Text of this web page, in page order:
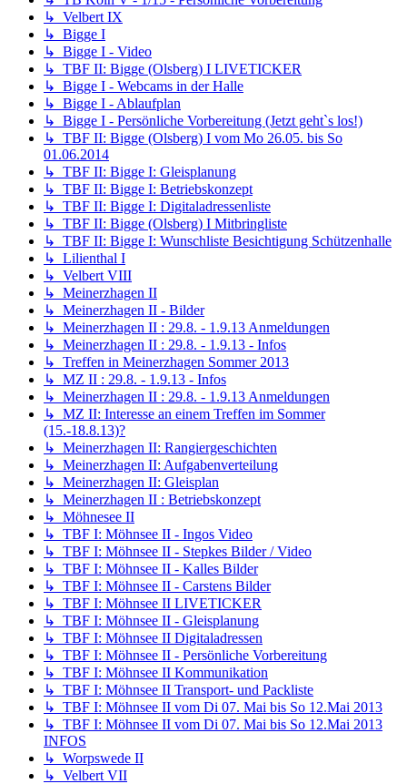
↳ Velbert IX
↳ Bigge I
↳ Bigge I - Video
↳ TBF II: Bigge (Olsberg) I LIVETICKER
↳ Bigge I - Webcams in der Halle
↳ Bigge I - Ablaufplan
↳ Bigge I - Persönliche Vorbereitung (Jetzt geht`s los!)
↳ TBF II: Bigge (Olsberg) I vom Mo 26.05. bis So
01.06.2014
↳ TBF II: Bigge I: Gleisplanung
↳ TBF II: Bigge I: Betriebskonzept
↳ TBF II: Bigge I: Digitaladressenliste
↳ TBF II: Bigge (Olsberg) I Mitbringliste
↳ TBF II: Bigge I: Wunschliste Besichtigung Schützenhalle
↳ Lilienthal I
↳ Velbert VIII
↳ Meinerzhagen II
↳ Meinerzhagen II - Bilder
↳ Meinerzhagen II : 29.8. - 1.9.13 Anmeldungen
↳ Meinerzhagen II : 29.8. - 1.9.13 - Infos
↳ Treffen in Meinerzhagen Sommer 2013
↳ MZ II : 29.8. - 1.9.13 - Infos
↳ Meinerzhagen II : 29.8. - 1.9.13 Anmeldungen
↳ MZ II: Interesse an einem Treffen im Sommer
(15.-18.8.13)?
↳ Meinerzhagen II: Rangiergeschichten
↳ Meinerzhagen II: Aufgabenverteilung
↳ Meinerzhagen II: Gleisplan
↳ Meinerzhagen II : Betriebskonzept
↳ Möhnesee II
↳ TBF I: Möhnsee II - Ingos Video
↳ TBF I: Möhnsee II - Stepkes Bilder / Video
↳ TBF I: Möhnsee II - Kalles Bilder
↳ TBF I: Möhnsee II - Carstens Bilder
↳ TBF I: Möhnsee II LIVETICKER
↳ TBF I: Möhnsee II - Gleisplanung
↳ TBF I: Möhnsee II Digitaladressen
↳ TBF I: Möhnsee II - Persönliche Vorbereitung
↳ TBF I: Möhnsee II Kommunikation
↳ TBF I: Möhnsee II Transport- und Packliste
↳ TBF I: Möhnsee II vom Di 07. Mai bis So 12.Mai 2013
↳ TBF I: Möhnsee II vom Di 07. Mai bis So 12.Mai 2013
INFOS
↳ Worpswede II
↳ Velbert VII